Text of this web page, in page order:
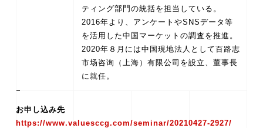
ティング部門の統括を担当している。
2016年より、アンケートやSNSデータ等
を活用した中国マーケットの調査を推進。
2020年８月には中国現地法人として百路志
市场咨询（上海）有限公司を設立、董事長
お申し込み先
https://www.valuesccg.com/seminar/20210427-2927/